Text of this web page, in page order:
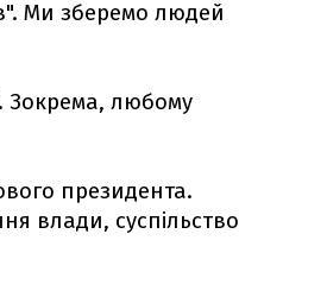
Ми зберемо людей
Зокрема, любому
президента.
влади, суспільство